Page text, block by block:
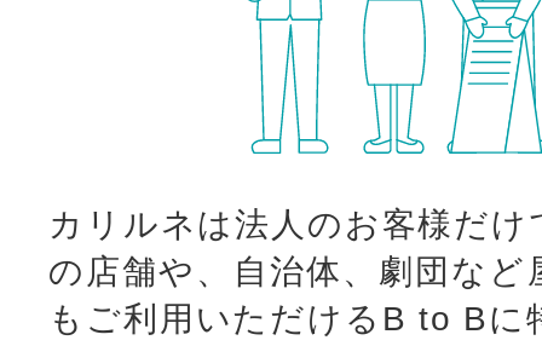
カリルネは法人のお客様だ
の店舗や、自治体、劇団な
もご利用いただけるB to Bに